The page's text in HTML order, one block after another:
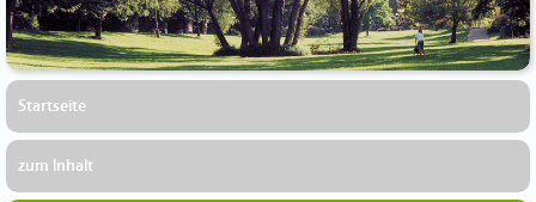
Startseite
zum Inhalt